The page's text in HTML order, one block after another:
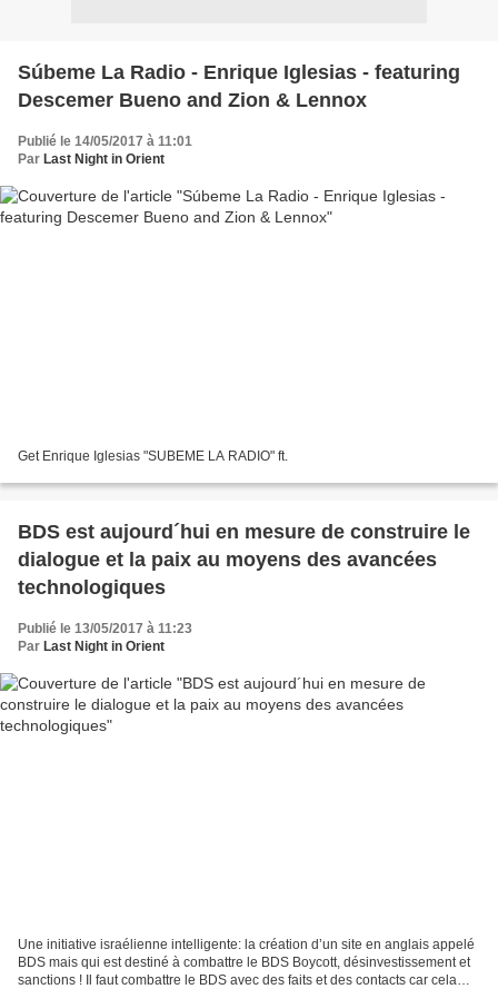
Súbeme La Radio - Enrique Iglesias - featuring
Descemer Bueno and Zion & Lennox
Publié le 14/05/2017 à 11:01
Par Last Night in Orient
Get Enrique Iglesias "SUBEME LA RADIO" ft.
BDS est aujourd´hui en mesure de construire le
dialogue et la paix au moyens des avancées
technologiques
Publié le 13/05/2017 à 11:23
Par Last Night in Orient
Une initiative israélienne intelligente: la création d’un site en anglais appelé
BDS mais qui est destiné à combattre le BDS Boycott, désinvestissement et
sanctions ! Il faut combattre le BDS avec des faits et des contacts car cela